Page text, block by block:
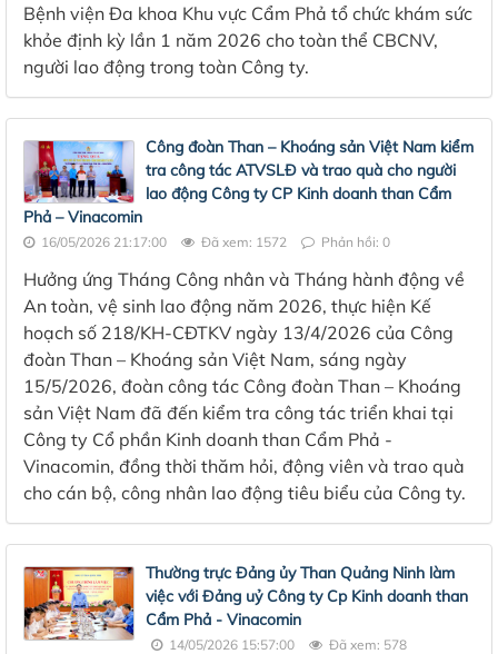
Bệnh viện Đa khoa Khu vực Cẩm Phả tổ chức khám sức
khỏe định kỳ lần 1 năm 2026 cho toàn thể CBCNV,
người lao động trong toàn Công ty.
Công đoàn Than – Khoáng sản Việt Nam kiểm
tra công tác ATVSLĐ và trao quà cho người
lao động Công ty CP Kinh doanh than Cẩm
Phả – Vinacomin
16/05/2026 21:17:00 Đã xem: 1572 Phản hồi: 0
Hưởng ứng Tháng Công nhân và Tháng hành động về
An toàn, vệ sinh lao động năm 2026, thực hiện Kế
hoạch số 218/KH-CĐTKV ngày 13/4/2026 của Công
đoàn Than – Khoáng sản Việt Nam, sáng ngày
15/5/2026, đoàn công tác Công đoàn Than – Khoáng
sản Việt Nam đã đến kiểm tra công tác triển khai tại
Công ty Cổ phần Kinh doanh than Cẩm Phả -
Vinacomin, đồng thời thăm hỏi, động viên và trao quà
cho cán bộ, công nhân lao động tiêu biểu của Công ty.
Thường trực Đảng ủy Than Quảng Ninh làm
việc với Đảng uỷ Công ty Cp Kinh doanh than
Cẩm Phả - Vinacomin
14/05/2026 15:57:00
Đã xem: 578